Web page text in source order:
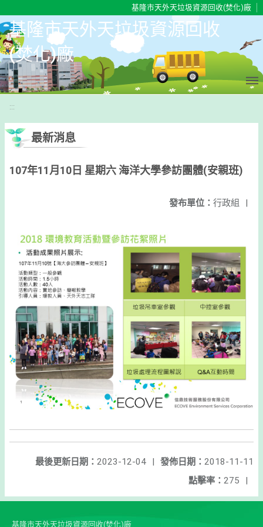
基隆市天外天垃圾資源回收(焚化)廠
基隆市天外天垃圾資源回收
(焚化)廠
:::
最新消息
107年11月10日 星期六 海洋大學參訪團體(安親班)
發布單位： 行政組 |
發佈日期： 2018-11-11
最後更新日期： 2023-12-04
|
點擊率： 275 |
基隆市天外天垃圾資源回收(焚化)廠